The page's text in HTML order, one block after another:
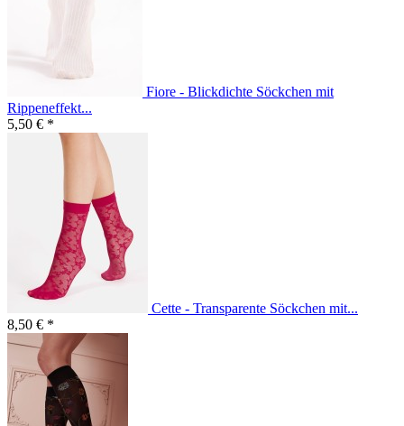
Fiore - Blickdichte Söckchen mit
Rippeneffekt...
5,50 € *
Cette - Transparente Söckchen mit...
8,50 € *